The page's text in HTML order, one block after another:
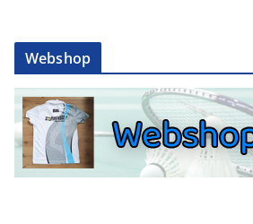
Webshop